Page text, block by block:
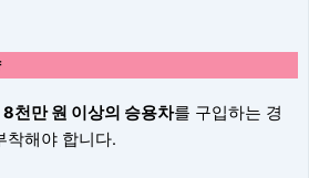
천만 원 이상의 승용차를 구입하는 경
착해야 합니다.